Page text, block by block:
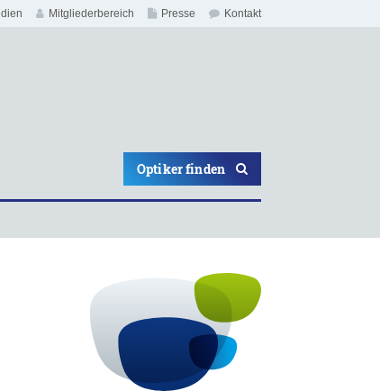
Kontakt
Presse
Mitgliederbereich
Optiker finden